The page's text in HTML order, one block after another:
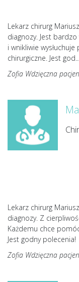
Lekarz chirurg
diagnozy. Jest
i wnikliwie
chirurgiczne. Jest god
Zofia Wdzięczna
Lekarz chirurg
diagnozy. Z
Każdemu chce
Jest godny polecenia!
Zofia Wdzięczna